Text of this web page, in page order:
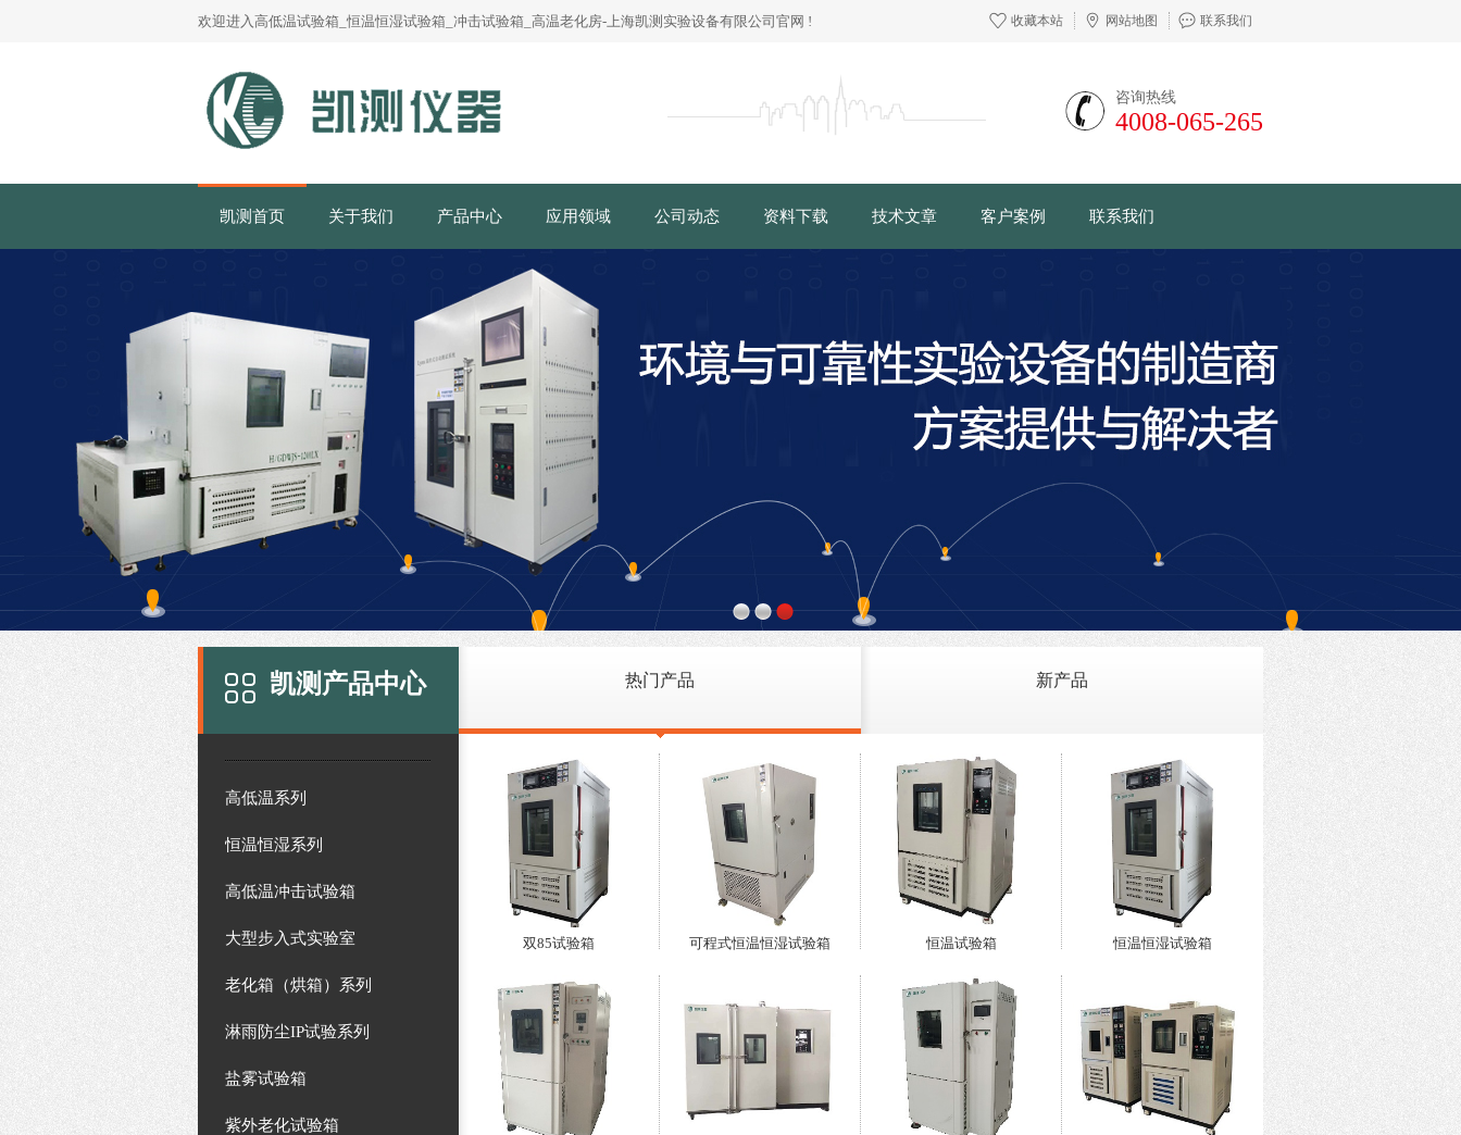
欢迎进入高低温试验箱_恒温恒湿试验箱_冲击试验箱_高温老化房-上海凯测实验设备有限公司官网 ! 收藏本站 网站地图 联系我们
咨询热线
4008-065-265
凯测首页 关于我们 产品中心 应用领域 公司动态 资料下载 技术文章 客户案例 联系我们
凯测产品中心
高低温系列
恒温恒湿系列
高低温冲击试验箱
大型步入式实验室
老化箱（烘箱）系列
淋雨防尘IP试验系列
盐雾试验箱
紫外老化试验箱
热门产品 新产品
双85试验箱 可程式恒温恒湿试验箱 恒温试验箱 恒温恒湿试验箱